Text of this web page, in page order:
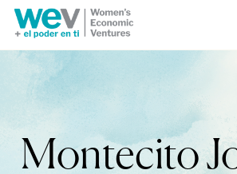
Montecito